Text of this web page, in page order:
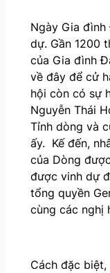
Ngày Gia
dự. Gần 1200
của Gia đình
về đây để cử
hội còn có sự
Nguyễn Thái
Tỉnh dòng và
ấy. Kế đến,
của Dòng
được vinh dự
tổng quyền
cùng các nghị
Cách đặc